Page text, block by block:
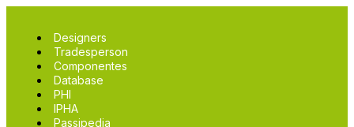
Designers
Tradesperson
Componentes
Database
PHI
IPHA
Passipedia